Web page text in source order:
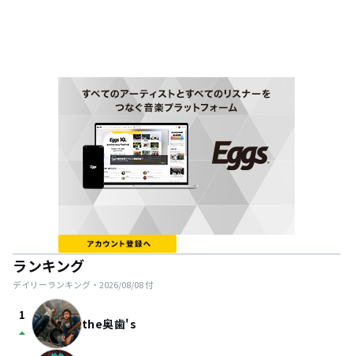
ランキング
デイリーランキング・ 2026/08/08付
1
arrow_drop_up the奥歯's